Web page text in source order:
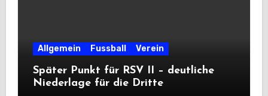
Allgemein Fussball Verein
Später Punkt für RSV II – deutliche
Niederlage für die Dritte